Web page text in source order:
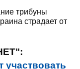
трибуны
страдает от
участвовать